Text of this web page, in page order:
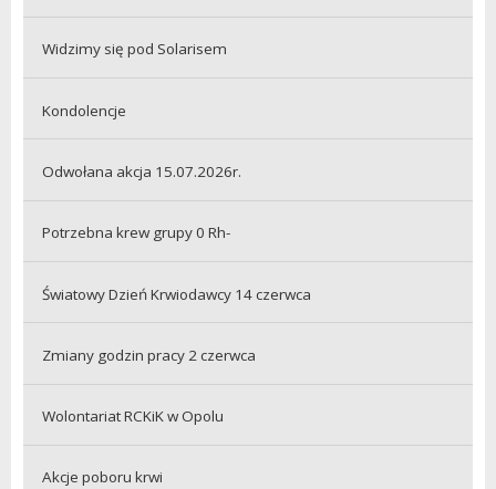
Widzimy się pod Solarisem
Kondolencje
Odwołana akcja 15.07.2026r.
Potrzebna krew grupy 0 Rh-
Światowy Dzień Krwiodawcy 14 czerwca
Zmiany godzin pracy 2 czerwca
Wolontariat RCKiK w Opolu
Akcje poboru krwi